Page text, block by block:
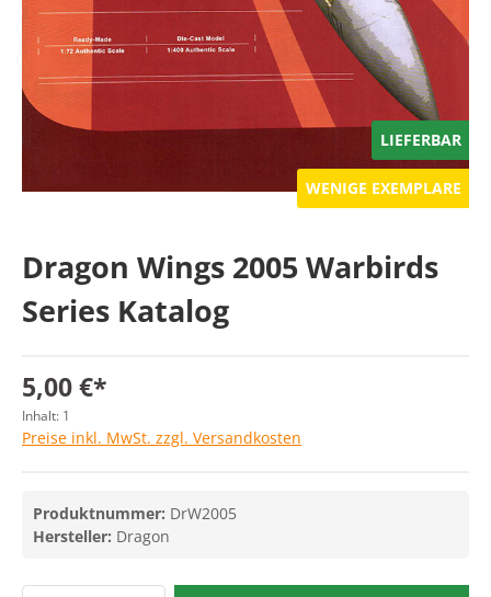
LIEFERBAR
WENIGE EXEMPLARE
Dragon Wings 2005 Warbirds
Series Katalog
5,00 €*
Inhalt: 1
Preise inkl. MwSt. zzgl. Versandkosten
Produktnummer: DrW2005
Hersteller: Dragon